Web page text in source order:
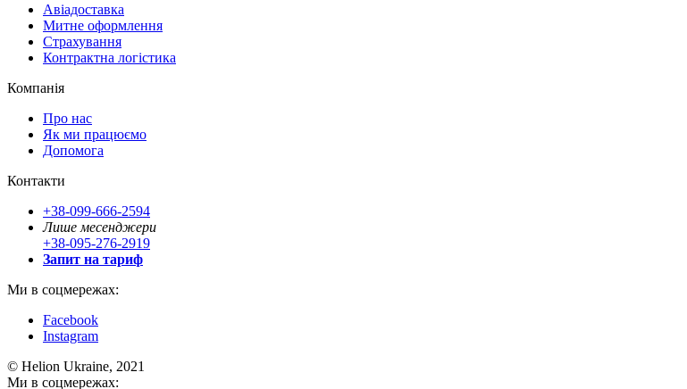
Авіадоставка
Митне оформлення
Страхування
Контрактна логістика
Компанія
Про нас
Як ми працюємо
Допомога
Контакти
+38-099-666-2594
Лише месенджери
+38-095-276-2919
Запит на тариф
Ми в соцмережах:
Facebook
Instagram
© Helion Ukraine, 2021
Ми в соцмережах: